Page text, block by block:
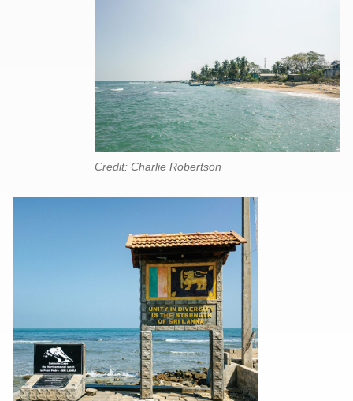
Credit: Charlie Robertson